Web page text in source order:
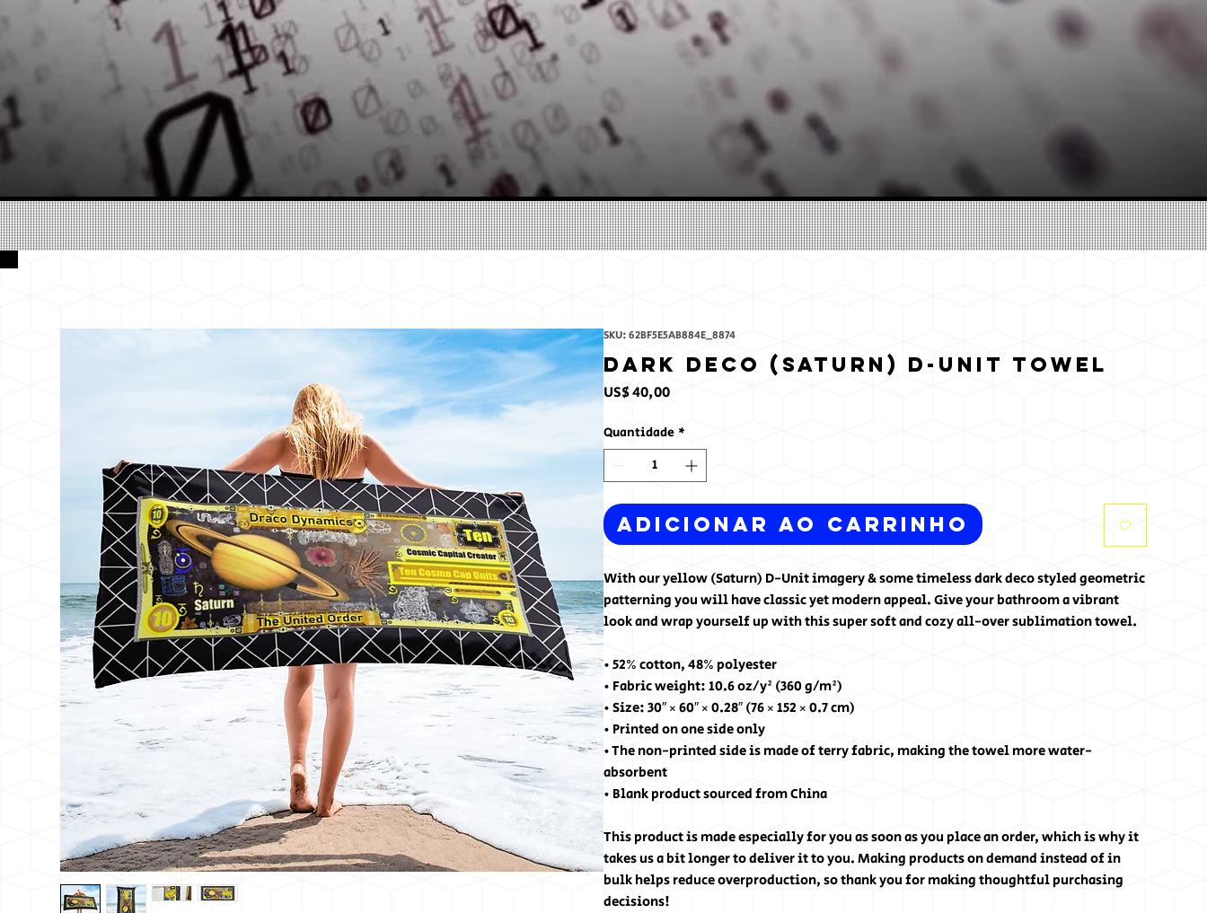
SKU: 62BF5E5AB884E_8874
Dark Deco (Saturn) D-Unit Towel
US$ 40,00Preço
Quantidade *
Adicionar ao carrinho
With our yellow (Saturn) D-Unit imagery & some timeless dark deco styled geometric
patterning you will have classic yet modern appeal. Give your bathroom a vibrant
look and wrap yourself up with this super soft and cozy all-over sublimation towel.
• 52% cotton, 48% polyester
• Fabric weight: 10.6 oz/y² (360 g/m²)
• Size: 30″ × 60″ × 0.28″ (76 × 152 × 0.7 cm)
• Printed on one side only
• The non-printed side is made of terry fabric, making the towel more water-
absorbent
• Blank product sourced from China
This product is made especially for you as soon as you place an order, which is why it
takes us a bit longer to deliver it to you. Making products on demand instead of in
bulk helps reduce overproduction, so thank you for making thoughtful purchasing
decisions!